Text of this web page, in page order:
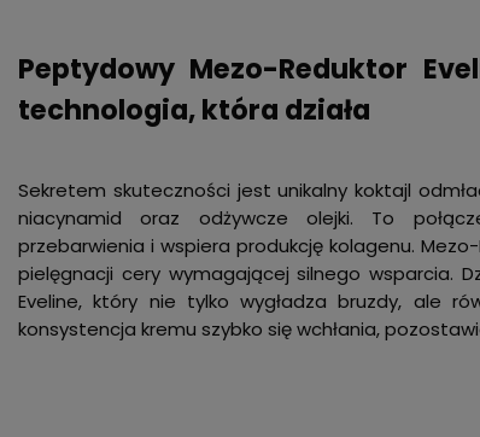
Peptydowy Mezo-Reduktor
technologia, która działa
Sekretem skuteczności jest unikalny koktajl
niacynamid oraz odżywcze olejki. To
przebarwienia i wspiera produkcję kolagenu.
pielęgnacji cery wymagającej silnego wsparcia.
Eveline, który nie tylko wygładza bruzdy, ale
konsystencja kremu szybko się wchłania,